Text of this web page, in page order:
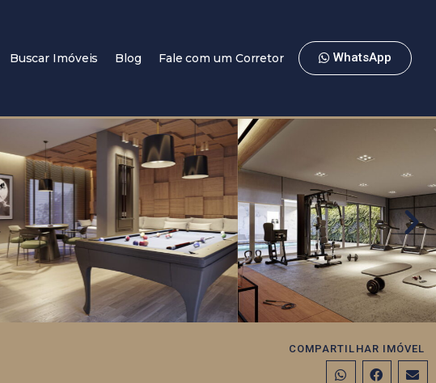
Buscar Imóveis Blog Fale com um Corretor WhatsApp
COMPARTILHAR IMÓVEL